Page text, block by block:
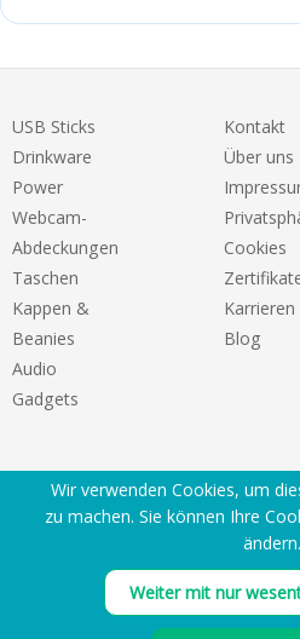
USB Sticks
Drinkware
Power
Webcam-
Abdeckungen
Taschen
Kappen &
Beanies
Audio
Gadgets
Kontakt
Über uns
Cookies
Karrieren
Blog
Copyright © 2026
Wir verwenden Cookies, um
zu machen. Sie können Ihre
ändern.
Weiter mit nur